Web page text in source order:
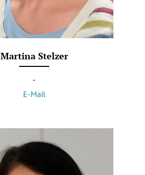
Martina Stelzer
-
E-Mail